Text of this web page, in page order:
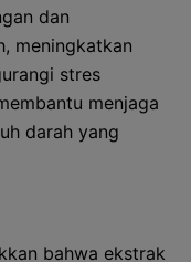
dan
meningkatkan
stres
menjaga
darah yang
bahwa ekstrak